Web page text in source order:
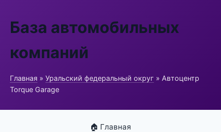
База автомобильных
компаний
Главная » Уральский федеральный округ » Автоцентр
Torque Garage
🏠 Главная